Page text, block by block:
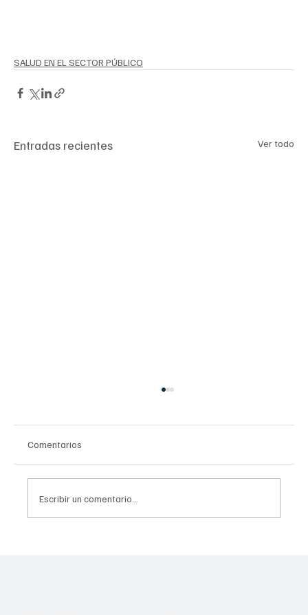
SALUD EN EL SECTOR PÚBLICO
Entradas recientes Ver todo
Comentarios
Escribir un comentario...